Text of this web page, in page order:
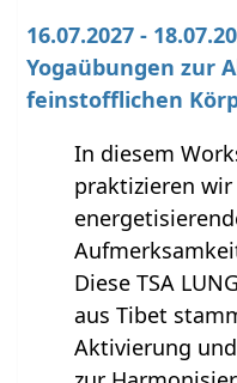
16.07.2027 -
Yogaübungen zur
feinstofflichen
In diesem
praktizieren
Diese TSA
aus Tibet
Aktivierung